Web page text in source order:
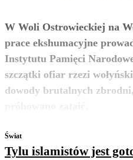
W Woli Ostrowieckiej na
prace ekshumacyjne
Instytutu Pamięci
szczątki ofiar rzezi
dowody brutalnych
Świat
Tylu islamistów jest